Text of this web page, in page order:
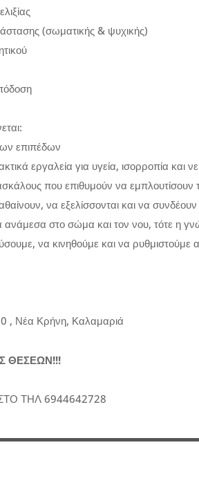
(σωματικής & ψυχικής)
επιπέδων
εργαλεία για υγεία, ισορροπία και
που επιθυμούν να εμπλουτίσουν
να εξελίσσονται και να
στο σώμα και τον νου, τότε η
να κινηθούμε και να
, Νέα Κρήνη, Καλαμαριά
ΘΕΣΕΩΝ!!!
ΤΗΛ 6944642728